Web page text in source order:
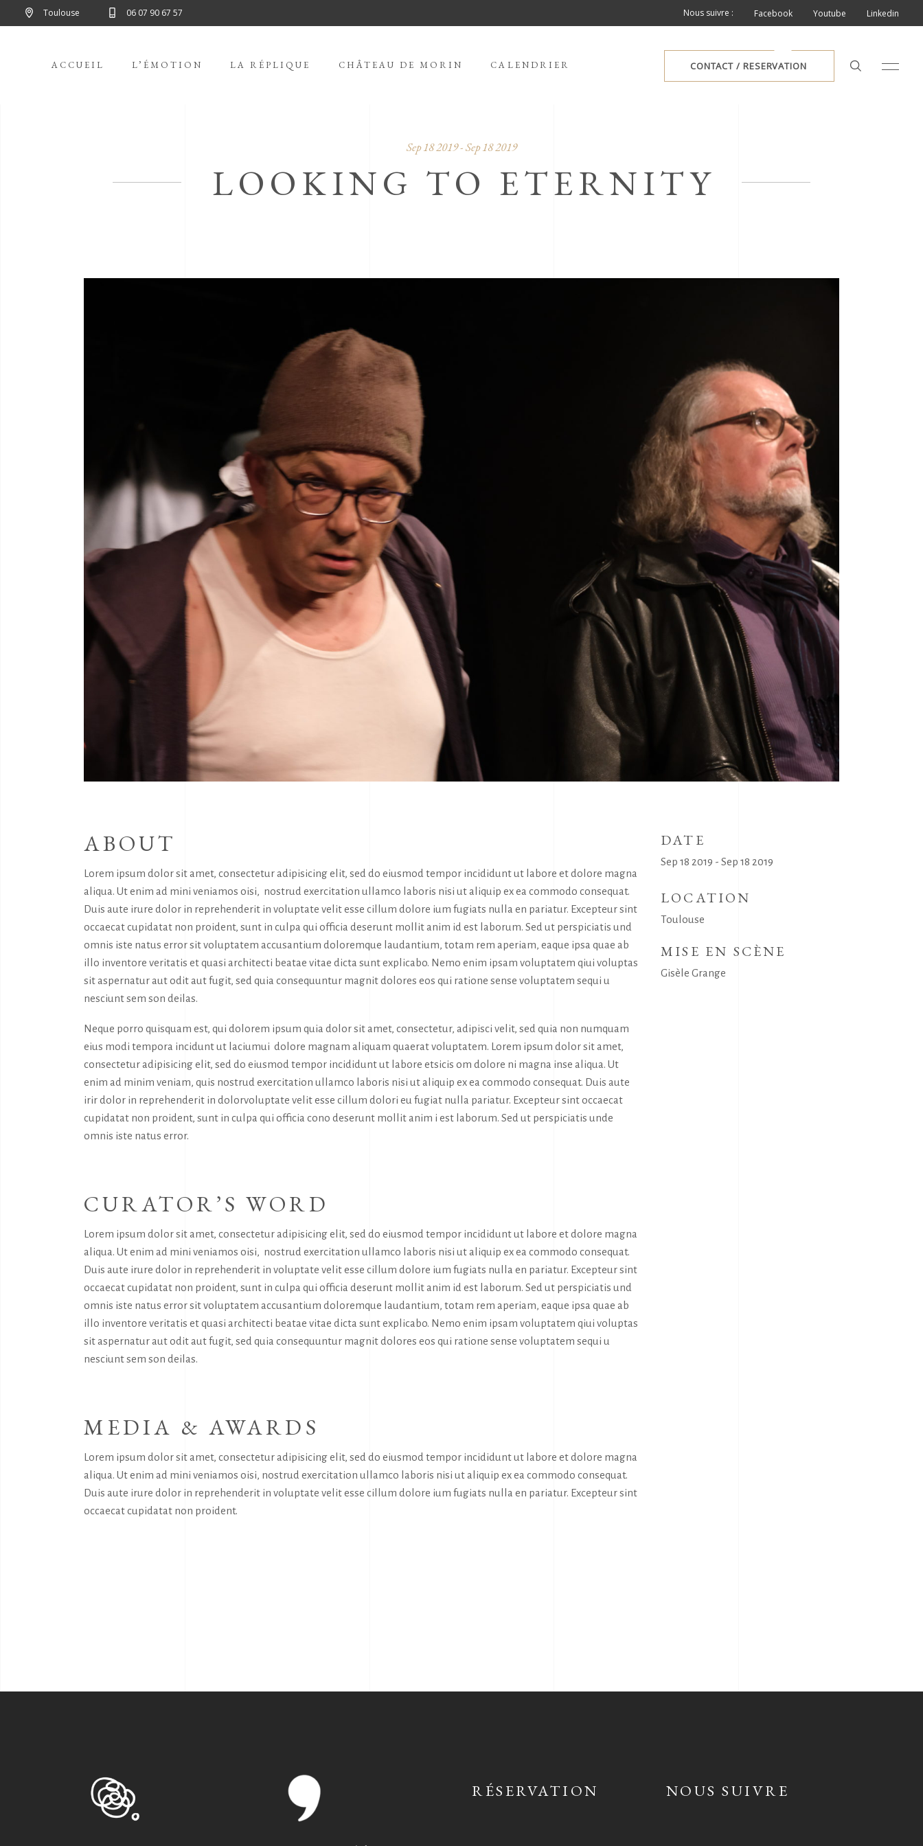
Toulouse 06 07 90 67 57 Nous suivre : Facebook Youtube Linkedin
ACCUEIL L’ÉMOTION LA RÉPLIQUE CHÂTEAU DE MORIN CALENDRIER CONTACT / RESERVATION
Sep 18 2019 - Sep 18 2019
LOOKING TO ETERNITY
ABOUT
Lorem ipsum dolor sit amet, consectetur adipisicing elit, sed do eiusmod tempor incididunt ut labore et dolore magna
aliqua. Ut enim ad mini veniamos oisi, nostrud exercitation ullamco laboris nisi ut aliquip ex ea commodo consequat.
Duis aute irure dolor in reprehenderit in voluptate velit esse cillum dolore ium fugiats nulla en pariatur. Excepteur sint
occaecat cupidatat non proident, sunt in culpa qui officia deserunt mollit anim id est laborum. Sed ut perspiciatis und
omnis iste natus error sit voluptatem accusantium doloremque laudantium, totam rem aperiam, eaque ipsa quae ab
illo inventore veritatis et quasi architecti beatae vitae dicta sunt explicabo. Nemo enim ipsam voluptatem qiui voluptas
sit aspernatur aut odit aut fugit, sed quia consequuntur magnit dolores eos qui ratione sense voluptatem sequi u
nesciunt sem son deilas.
Neque porro quisquam est, qui dolorem ipsum quia dolor sit amet, consectetur, adipisci velit, sed quia non numquam
eius modi tempora incidunt ut laciumui dolore magnam aliquam quaerat voluptatem. Lorem ipsum dolor sit amet,
consectetur adipisicing elit, sed do eiusmod tempor incididunt ut labore etsicis om dolore ni magna inse aliqua. Ut
enim ad minim veniam, quis nostrud exercitation ullamco laboris nisi ut aliquip ex ea commodo consequat. Duis aute
irir dolor in reprehenderit in dolorvoluptate velit esse cillum dolori eu fugiat nulla pariatur. Excepteur sint occaecat
cupidatat non proident, sunt in culpa qui officia cono deserunt mollit anim i est laborum. Sed ut perspiciatis unde
omnis iste natus error.
CURATOR’S WORD
Lorem ipsum dolor sit amet, consectetur adipisicing elit, sed do eiusmod tempor incididunt ut labore et dolore magna
aliqua. Ut enim ad mini veniamos oisi, nostrud exercitation ullamco laboris nisi ut aliquip ex ea commodo consequat.
Duis aute irure dolor in reprehenderit in voluptate velit esse cillum dolore ium fugiats nulla en pariatur. Excepteur sint
occaecat cupidatat non proident, sunt in culpa qui officia deserunt mollit anim id est laborum. Sed ut perspiciatis und
omnis iste natus error sit voluptatem accusantium doloremque laudantium, totam rem aperiam, eaque ipsa quae ab
illo inventore veritatis et quasi architecti beatae vitae dicta sunt explicabo. Nemo enim ipsam voluptatem qiui voluptas
sit aspernatur aut odit aut fugit, sed quia consequuntur magnit dolores eos qui ratione sense voluptatem sequi u
nesciunt sem son deilas.
MEDIA & AWARDS
Lorem ipsum dolor sit amet, consectetur adipisicing elit, sed do eiusmod tempor incididunt ut labore et dolore magna
aliqua. Ut enim ad mini veniamos oisi, nostrud exercitation ullamco laboris nisi ut aliquip ex ea commodo consequat.
Duis aute irure dolor in reprehenderit in voluptate velit esse cillum dolore ium fugiats nulla en pariatur. Excepteur sint
occaecat cupidatat non proident.
DATE
Sep 18 2019 - Sep 18 2019
LOCATION
Toulouse
MISE EN SCÈNE
Gisèle Grange
RÉSERVATION NOUS SUIVRE